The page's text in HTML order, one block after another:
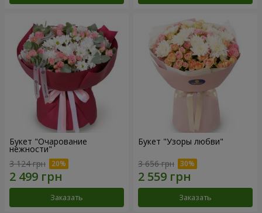
Букет "Очарование
нежности"
3 124 грн
Заказать
Букет "Узоры любви"
3 656 грн
Заказать